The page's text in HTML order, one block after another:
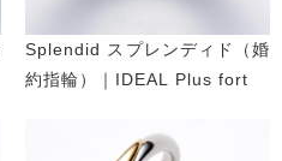
Splendid スプレンディド（婚
約指輪）｜IDEAL Plus fort